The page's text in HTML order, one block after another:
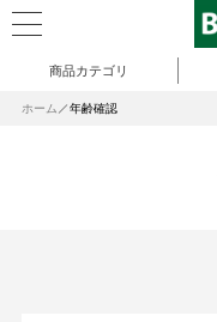
商品カテゴリ
ホーム 年齢確認